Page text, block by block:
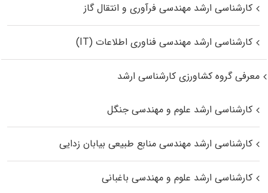
کارشناسی ارشد مهندسی فرآوری و انتقال گاز
کارشناسی ارشد مهندسی فناوری اطلاعات (IT)
معرفی گروه کشاورزی کارشناسی ارشد
کارشناسی ارشد علوم و مهندسی جنگل
کارشناسی ارشد مهندسی منابع طبیعی بیابان زدایی
کارشناسی ارشد علوم و مهندسی باغبانی